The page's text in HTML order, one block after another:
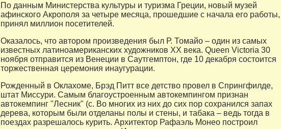
По данным Министерства культуры и туризма Греции, новый музей
афинского Акрополя за четыре месяца, прошедшие с начала его работы,
принял миллион посетителей.
Оказалось, что автором произведения был Р. Томайо – один из самых
известных латиноамериканских художников ХХ века. Queen Victoria 30
ноября отправится из Венеции в Саутгемптон, где 10 декабря состоится
торжественная церемония инаугурации.
Рожденный в Оклахоме, Брэд Питт все детство провел в Спрингфилде,
штат Миссури. Самым благоустроенным автокемпингом признан
автокемпинг "Лесник" (с. Во многих из них до сих пор сохранился запах
дерева, которым были отделаны полы и стены, и табака – ведь тогда в
поездах разрешалось курить. Архитектор Рафаэль Монео построил